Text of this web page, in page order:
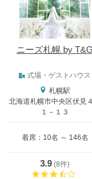
ニーズ札幌 by
式場・ゲストハウス
札幌駅
北海道札幌市中央区伏見
１－１３
着席：10名 ～ 146名
3.9 (8件)